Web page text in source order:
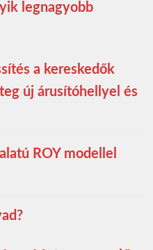
legnagyobb
a kereskedők
új árusítóhellyel és
ROY modellel